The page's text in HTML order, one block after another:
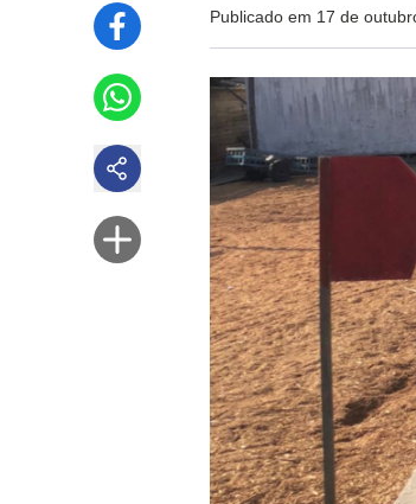
Publicado em 17 de